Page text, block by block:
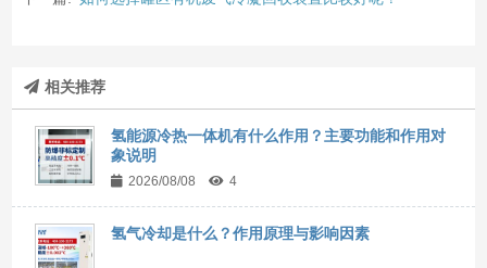
相关推荐
氢能源冷热一体机有什么作用？主要功能和作用对
象说明
2026/08/08 4
氢气冷却是什么？作用原理与影响因素